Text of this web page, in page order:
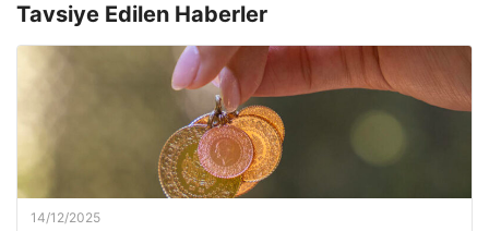
Tavsiye Edilen Haberler
14/12/2025